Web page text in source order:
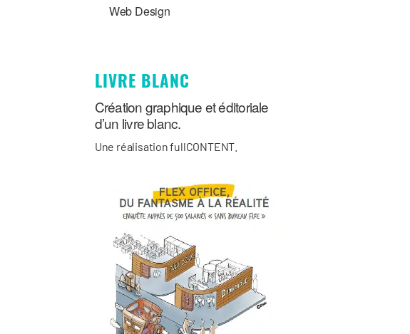
Web Design
LIVRE BLANC
Création graphique et éditoriale
d’un livre blanc.
Une réalisation fullCONTENT.